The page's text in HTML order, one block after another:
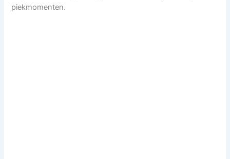
piekmomenten.